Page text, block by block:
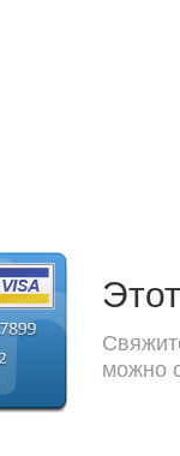
можно